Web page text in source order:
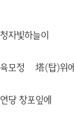
청자빛하늘이
육모정 塔(탑)위에
연당 창포잎에